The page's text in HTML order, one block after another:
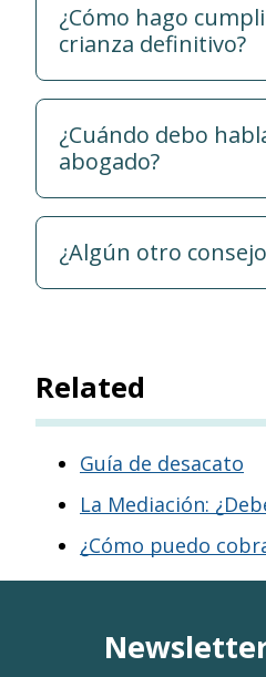
¿Cómo hago
crianza definitivo?
¿Cuándo debo
abogado?
¿Algún otro
Related
Guía de desacato
La Mediación:
¿Cómo puedo